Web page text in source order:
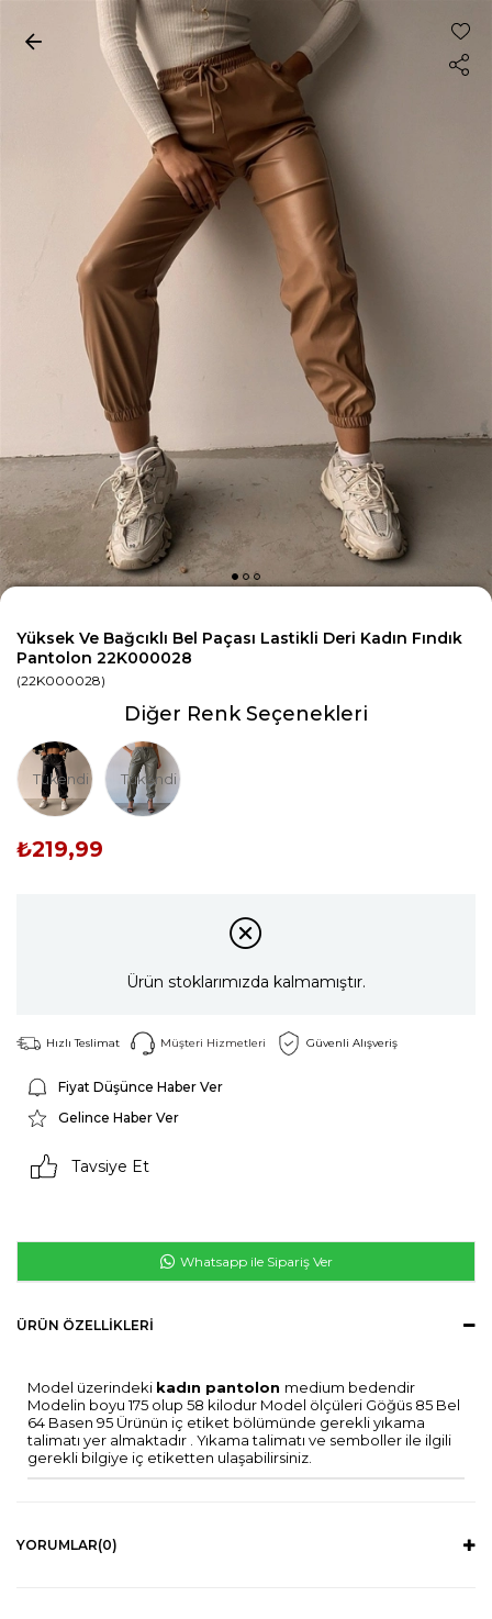
Yüksek Ve Bağcıklı Bel Paçası Lastikli Deri Kadın Fındık
Pantolon 22K000028
(22K000028)
Diğer Renk Seçenekleri
Tükendi Tükendi
₺219,99
Ürün stoklarımızda kalmamıştır.
Hızlı Teslimat Müşteri Hizmetleri Güvenli Alışveriş
Fiyat Düşünce Haber Ver
Gelince Haber Ver
Tavsiye Et
Whatsapp ile Sipariş Ver
ÜRÜN ÖZELLIKLERI
Model üzerindeki kadın pantolon medium bedendir
Modelin boyu 175 olup 58 kilodur Model ölçüleri Göğüs 85 Bel
64 Basen 95 Ürünün iç etiket bölümünde gerekli yıkama
talimatı yer almaktadır . Yıkama talimatı ve semboller ile ilgili
gerekli bilgiye iç etiketten ulaşabilirsiniz.
YORUMLAR(0)